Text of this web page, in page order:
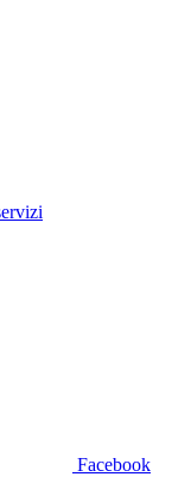
Facebook